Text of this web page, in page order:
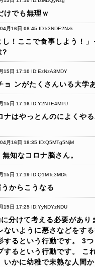
けでも無理ｗ
月16日 08:45 ID:k3NDE2Nzk
し！ここで食事しよう！
?
15日 17:10 ID:EzNzA3MDY
ョ ンがたくさんいる大学
15日 17:16 ID:Y2NTE4MTU
ナはやっとんのによくや
月16日 18:35 ID:Q5MTg5NjM
知なコロナ脳さん。
15日 17:19 ID:Q1MTc3MDk
からこうなる
15日 17:25 ID:YyNDYzNDU
分けて考える必要があり
ないように悪さなどをする
するという行動です。
3
るという行動です。
こ
いかに幼稚で未熟な人間